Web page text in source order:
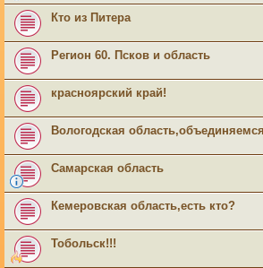
Кто из Питера
Регион 60. Псков и область
красноярский край!
Вологодская
Самарская область
Кемеровская область,есть кто?
Тобольск!!!